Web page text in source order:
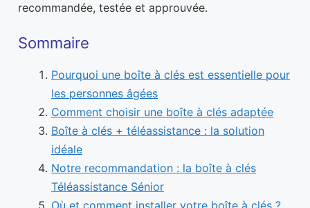
recommandée, testée et approuvée.
Sommaire
Pourquoi une boîte à clés est essentielle pour
les personnes âgées
Comment choisir une boîte à clés adaptée
Boîte à clés + téléassistance : la solution
idéale
Notre recommandation : la boîte à clés
Téléassistance Sénior
Où et comment installer votre boîte à clés ?